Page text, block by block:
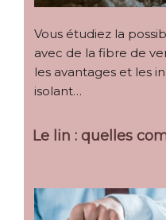
Vous étudiez la
avec de la fibre de
les avantages et les
isolant…
Le lin : quelles